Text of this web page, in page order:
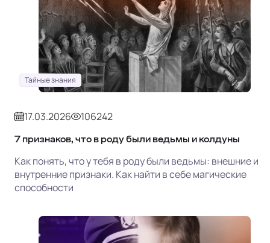
Тайные знания
17.03.2026 106242
7 признаков, что в роду были ведьмы и колдуны
Как понять, что у тебя в роду были ведьмы: внешние и
внутренние признаки. Как найти в себе магические
способности